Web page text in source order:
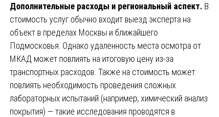
Дополнительные расходы и региональный аспект. В
стоимость услуг обычно входит выезд эксперта на
объект в пределах Москвы и ближайшего
Подмосковья. Однако удаленность места осмотра от
МКАД может повлиять на итоговую цену из-за
транспортных расходов. Также на стоимость может
повлиять необходимость проведения сложных
лабораторных испытаний (например, химический анализ
покрытия) — такие исследования проводятся в